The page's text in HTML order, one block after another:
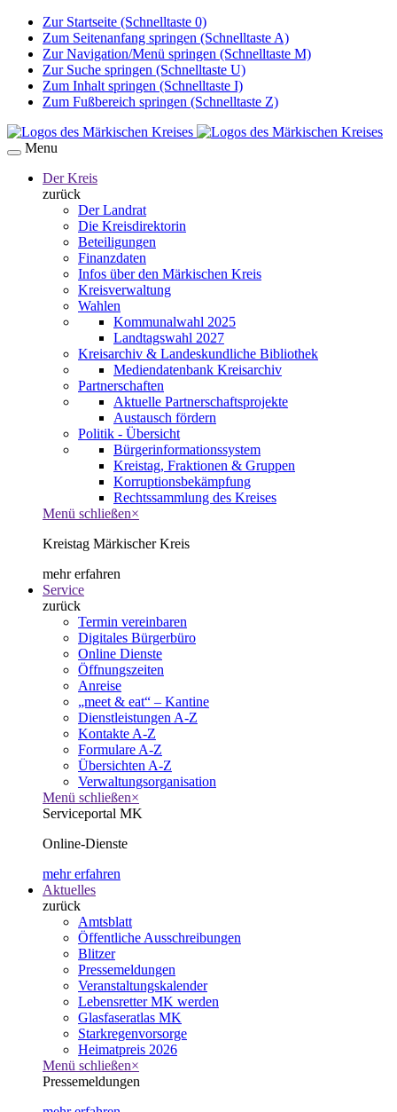
Zur Startseite (Schnelltaste 0)
Zum Seitenanfang springen (Schnelltaste A)
Zur Navigation/Menü springen (Schnelltaste M)
Zur Suche springen (Schnelltaste U)
Zum Inhalt springen (Schnelltaste I)
Zum Fußbereich springen (Schnelltaste Z)
Menu
Der Kreis
zurück
Der Landrat
Die Kreisdirektorin
Beteiligungen
Finanzdaten
Infos über den Märkischen Kreis
Kreisverwaltung
Wahlen
Kommunalwahl 2025
Landtagswahl 2027
Kreisarchiv & Landeskundliche Bibliothek
Mediendatenbank Kreisarchiv
Partnerschaften
Aktuelle Partnerschaftsprojekte
Austausch fördern
Politik - Übersicht
Bürgerinformationssystem
Kreistag, Fraktionen & Gruppen
Korruptionsbekämpfung
Rechtssammlung des Kreises
Menü schließen×
Kreistag Märkischer Kreis
mehr erfahren
Service
zurück
Termin vereinbaren
Digitales Bürgerbüro
Online Dienste
Öffnungszeiten
Anreise
„meet & eat“ – Kantine
Dienstleistungen A-Z
Kontakte A-Z
Formulare A-Z
Übersichten A-Z
Verwaltungsorganisation
Menü schließen×
Serviceportal MK
Online-Dienste
mehr erfahren
Aktuelles
zurück
Amtsblatt
Öffentliche Ausschreibungen
Blitzer
Pressemeldungen
Veranstaltungskalender
Lebensretter MK werden
Glasfaseratlas MK
Starkregenvorsorge
Heimatpreis 2026
Menü schließen×
Pressemeldungen